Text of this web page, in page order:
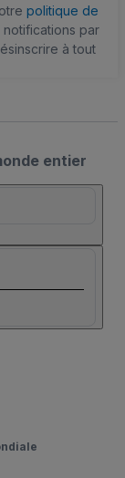
politique de
par
à tout
entier